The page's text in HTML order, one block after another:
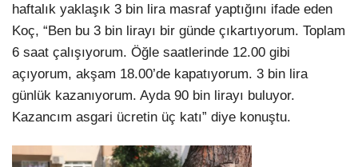
haftalık yaklaşık 3 bin lira masraf yaptığını ifade eden
Koç, “Ben bu 3 bin lirayı bir günde çıkartıyorum. Toplam
6 saat çalışıyorum. Öğle saatlerinde 12.00 gibi
açıyorum, akşam 18.00’de kapatıyorum. 3 bin lira
günlük kazanıyorum. Ayda 90 bin lirayı buluyor.
Kazancım asgari ücretin üç katı” diye konuştu.